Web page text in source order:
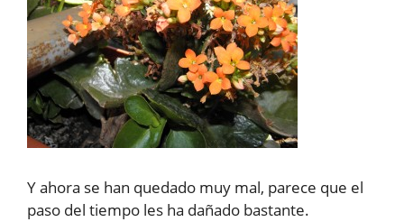
Y ahora se han quedado muy mal, parece que el
paso del tiempo les ha dañado bastante.